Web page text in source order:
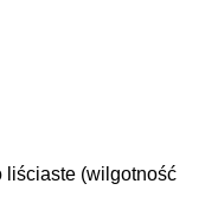
liściaste (wilgotność